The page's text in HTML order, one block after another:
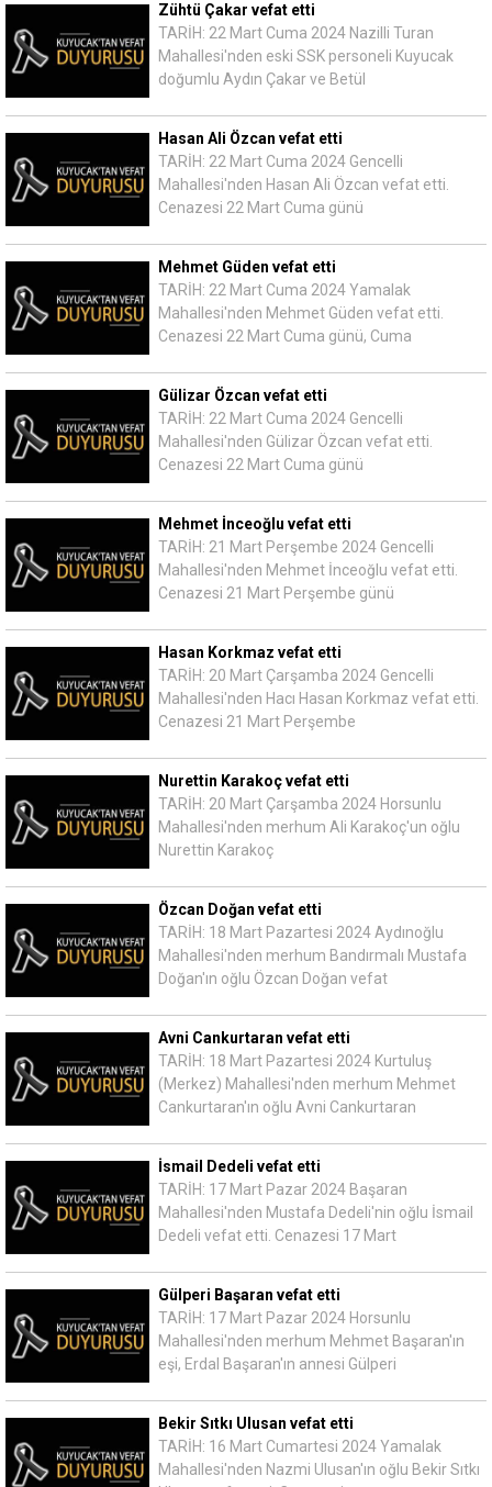
Zühtü Çakar vefat etti
TARİH: 22 Mart Cuma 2024 Nazilli Turan
Mahallesi'nden eski SSK personeli Kuyucak
doğumlu Aydın Çakar ve Betül
Hasan Ali Özcan vefat etti
TARİH: 22 Mart Cuma 2024 Gencelli
Mahallesi'nden Hasan Ali Özcan vefat etti.
Cenazesi 22 Mart Cuma günü
Mehmet Güden vefat etti
TARİH: 22 Mart Cuma 2024 Yamalak
Mahallesi'nden Mehmet Güden vefat etti.
Cenazesi 22 Mart Cuma günü, Cuma
Gülizar Özcan vefat etti
TARİH: 22 Mart Cuma 2024 Gencelli
Mahallesi'nden Gülizar Özcan vefat etti.
Cenazesi 22 Mart Cuma günü
Mehmet İnceoğlu vefat etti
TARİH: 21 Mart Perşembe 2024 Gencelli
Mahallesi'nden Mehmet İnceoğlu vefat etti.
Cenazesi 21 Mart Perşembe günü
Hasan Korkmaz vefat etti
TARİH: 20 Mart Çarşamba 2024 Gencelli
Mahallesi'nden Hacı Hasan Korkmaz vefat etti.
Cenazesi 21 Mart Perşembe
Nurettin Karakoç vefat etti
TARİH: 20 Mart Çarşamba 2024 Horsunlu
Mahallesi'nden merhum Ali Karakoç'un oğlu
Nurettin Karakoç
Özcan Doğan vefat etti
TARİH: 18 Mart Pazartesi 2024 Aydınoğlu
Mahallesi'nden merhum Bandırmalı Mustafa
Doğan'ın oğlu Özcan Doğan vefat
Avni Cankurtaran vefat etti
TARİH: 18 Mart Pazartesi 2024 Kurtuluş
(Merkez) Mahallesi'nden merhum Mehmet
Cankurtaran'ın oğlu Avni Cankurtaran
İsmail Dedeli vefat etti
TARİH: 17 Mart Pazar 2024 Başaran
Mahallesi'nden Mustafa Dedeli'nin oğlu İsmail
Dedeli vefat etti. Cenazesi 17 Mart
Gülperi Başaran vefat etti
TARİH: 17 Mart Pazar 2024 Horsunlu
Mahallesi'nden merhum Mehmet Başaran'ın
eşi, Erdal Başaran'ın annesi Gülperi
Bekir Sıtkı Ulusan vefat etti
TARİH: 16 Mart Cumartesi 2024 Yamalak
Mahallesi'nden Nazmi Ulusan'ın oğlu Bekir Sıtkı